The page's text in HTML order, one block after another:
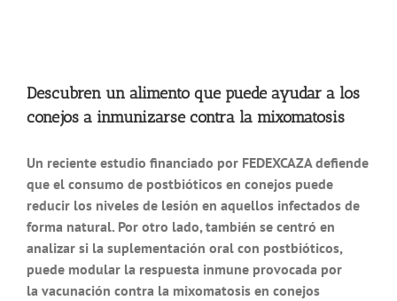
Descubren un alimento que puede ayudar a los
conejos a inmunizarse contra la mixomatosis
Un reciente estudio financiado por FEDEXCAZA defiende
que el consumo de postbióticos en conejos puede
reducir los niveles de lesión en aquellos infectados de
forma natural. Por otro lado, también se centró en
analizar si la suplementación oral con postbióticos,
puede modular la respuesta inmune provocada por
la vacunación contra la mixomatosis en conejos